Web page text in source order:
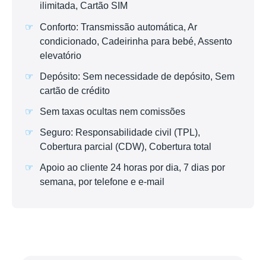
ilimitada, Cartão SIM
Conforto: Transmissão automática, Ar
condicionado, Cadeirinha para bebé, Assento
elevatório
Depósito: Sem necessidade de depósito, Sem
cartão de crédito
Sem taxas ocultas nem comissões
Seguro: Responsabilidade civil (TPL),
Cobertura parcial (CDW), Cobertura total
Apoio ao cliente 24 horas por dia, 7 dias por
semana, por telefone e e-mail